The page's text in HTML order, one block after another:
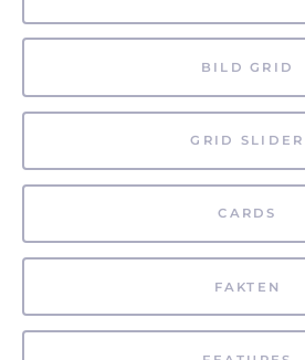
BILD GRID
GRID SLIDER
CARDS
FAKTEN